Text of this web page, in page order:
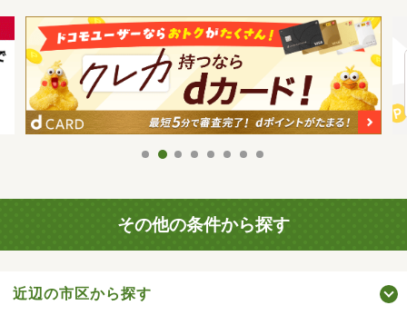
その他の条件から探す
近辺の市区から探す